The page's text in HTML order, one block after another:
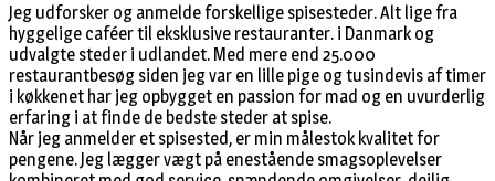
Jeg udforsker og anmelde forskellige spisesteder. Alt lige fra
hyggelige caféer til eksklusive restauranter. i Danmark og
udvalgte steder i udlandet. Med mere end 25.000
restaurantbesøg siden jeg var en lille pige og tusindevis af timer
i køkkenet har jeg opbygget en passion for mad og en uvurderlig
erfaring i at finde de bedste steder at spise.
Når jeg anmelder et spisested, er min målestok kvalitet for
pengene. Jeg lægger vægt på enestående smagsoplevelser